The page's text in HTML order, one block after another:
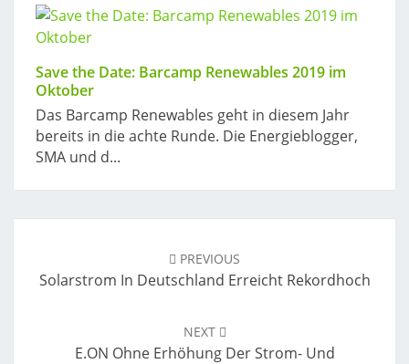
Save the Date: Barcamp Renewables 2019 im
Oktober
Das Barcamp Renewables geht in diesem Jahr
bereits in die achte Runde. Die Energieblogger,
SMA und d...
PREVIOUS
Solarstrom In Deutschland Erreicht Rekordhoch
NEXT
E.ON Ohne Erhöhung Der Strom- Und